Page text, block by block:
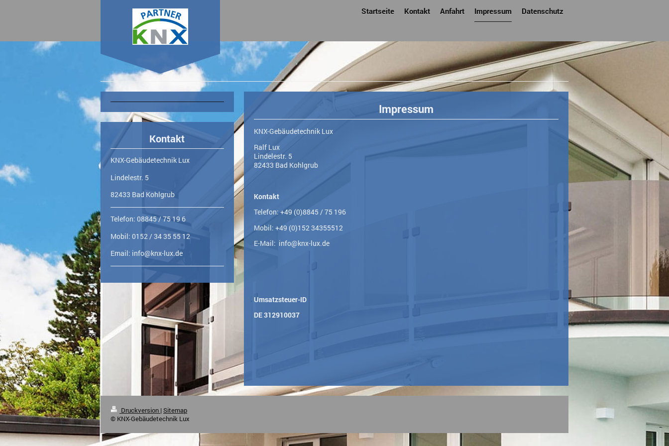
Startseite Kontakt Anfahrt Impressum Datenschutz
KNX-Gebäudetechnik Lux
Impressum
KNX-Gebäudetechnik Lux
Ralf Lux
Lindelestr. 5
82433 Bad Kohlgrub
Kontakt
Telefon: +49 (0)8845 / 75 196
Mobil: +49 (0)152 34355512
E-Mail: info@knx-lux.de
Umsatzsteuer-ID
DE 312910037
Kontakt
KNX-Gebäudetechnik Lux
Lindelestr. 5
82433 Bad Kohlgrub
Telefon: 08845 / 75 19 6
Mobil: 0152 / 34 35 55 12
Email: info@knx-lux.de
Druckversion | Sitemap
© KNX-Gebäudetechnik Lux